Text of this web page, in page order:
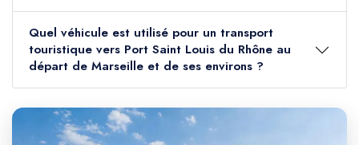
Quel véhicule est utilisé pour un transport
touristique vers Port Saint Louis du Rhône au
départ de Marseille et de ses environs ?